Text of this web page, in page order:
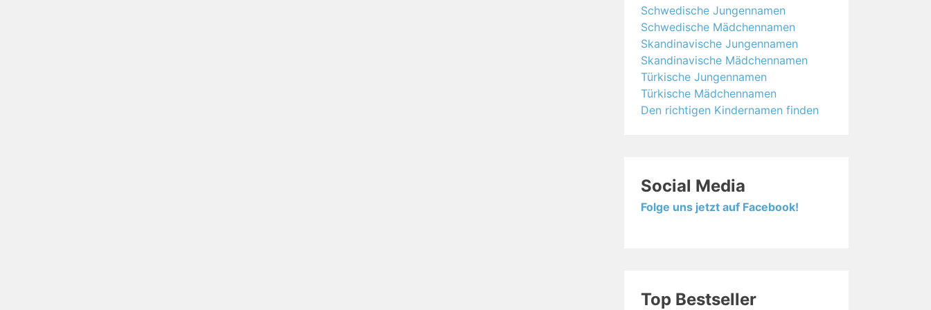
Schwedische Jungennamen
Schwedische Mädchennamen
Skandinavische Jungennamen
Skandinavische Mädchennamen
Türkische Jungennamen
Türkische Mädchennamen
Den richtigen Kindernamen finden
Social Media
Folge uns jetzt auf Facebook!
Top Bestseller